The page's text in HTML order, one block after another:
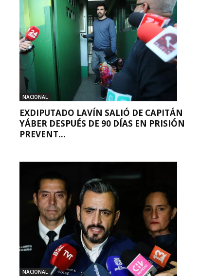
NACIONAL
EXDIPUTADO LAVÍN SALIÓ DE CAPITÁN
YÁBER DESPUÉS DE 90 DÍAS EN PRISIÓN
PREVENT...
NACIONAL